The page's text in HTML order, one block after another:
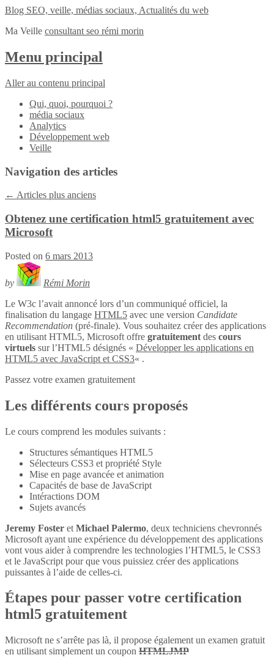
Blog SEO, veille, médias sociaux, Actualités du web
Ma Veille consultant seo rémi morin
Menu principal
Aller au contenu principal
Qui, quoi, pourquoi ?
média sociaux
Analytics
Développement web
Veille
Navigation des articles
← Articles plus anciens
Obtenez une certification html5 gratuitement avec
Microsoft
Posted on 6 mars 2013
by
Rémi Morin
Le W3c l’avait annoncé lors d’un communiqué officiel, la
finalisation du langage HTML5 avec une version Candidate
Recommendation (pré-finale). Vous souhaitez créer des applications
en utilisant HTML5, Microsoft offre gratuitement des cours
virtuels sur l’HTML5 désignés « Développer les applications en
HTML5 avec JavaScript et CSS3« .
Passez votre examen gratuitement
Les différents cours proposés
Le cours comprend les modules suivants :
Structures sémantiques HTML5
Sélecteurs CSS3 et propriété Style
Mise en page avancée et animation
Capacités de base de JavaScript
Intéractions DOM
Sujets avancés
Jeremy Foster et Michael Palermo, deux techniciens chevronnés
Microsoft ayant une expérience du développement des applications
vont vous aider à comprendre les technologies l’HTML5, le CSS3
et le JavaScript pour que vous puissiez créer des applications
puissantes à l’aide de celles-ci.
Étapes pour passer votre certification
html5 gratuitement
Microsoft ne s’arrête pas là, il propose également un examen gratuit
en utilisant simplement un coupon HTMLJMP